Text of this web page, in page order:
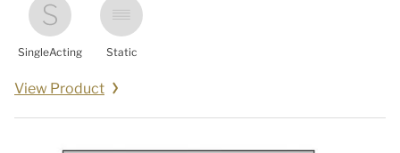
SingleActing Static
View Product